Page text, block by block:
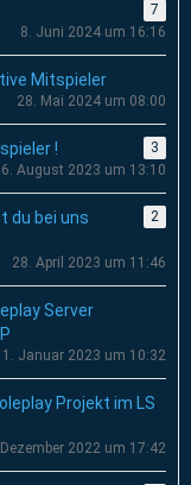
7
8. Juni 2024 um 16:16
Mitspieler
28. Mai 2024 um 08:00
!
3
6. August 2023 um 13:10
du bei uns
2
28. April 2023 um 11:46
Server
Januar 2023 um 10:32
Projekt im LS
2022 um 17:42